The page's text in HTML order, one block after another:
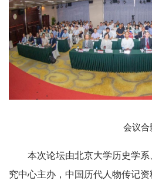
会议合
本次论坛由北京大学历史学
究中心主办，中国历代人物传记